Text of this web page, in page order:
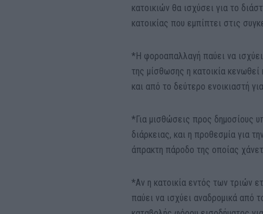
κατοικιών θα ισχύσει για το
κατοικίας που εμπίπτει στις
*Η φοροαπαλλαγή παύει να
της μίσθωσης η κατοικία κενωθεί
και από το δεύτερο ενοικιαστή
*Για μισθώσεις προς δημοσίους
διάρκειας, και η προθεσμία για
άπρακτη πάροδο της οποίας
*Αν η κατοικία εντός των τριών
παύει να ισχύει αναδρομικά από